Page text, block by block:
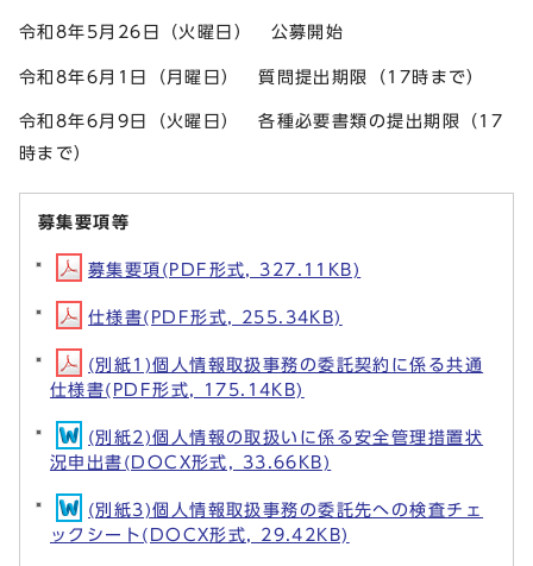
令和8年5月26日（火曜日） 公募開始
令和8年6月1日（月曜日） 質問提出期限（17時まで）
令和8年6月9日（火曜日） 各種必要書類の提出期限（17
時まで）
募集要項等
募集要項(PDF形式, 327.11KB)
仕様書(PDF形式, 255.34KB)
(別紙1)個人情報取扱事務の委託契約に係る共通
仕様書(PDF形式, 175.14KB)
(別紙2)個人情報の取扱いに係る安全管理措置状
況申出書(DOCX形式, 33.66KB)
(別紙3)個人情報取扱事務の委託先への検査チェ
ックシート(DOCX形式, 29.42KB)